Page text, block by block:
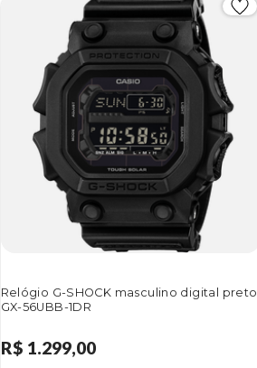
Relógio G-SHOCK masculino digital preto
GX-56UBB-1DR
R$ 1.299,00